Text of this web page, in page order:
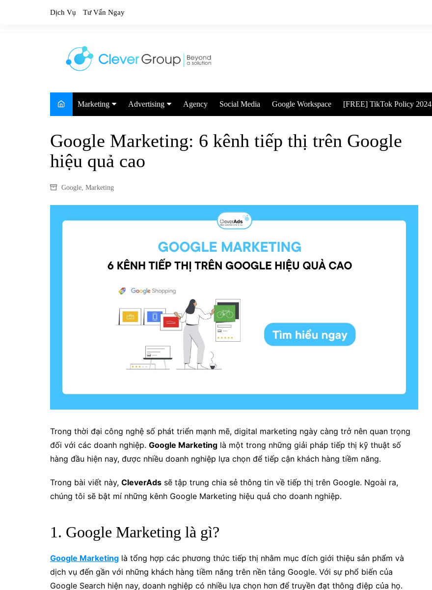
Dịch Vụ Tư Vấn Ngay
Marketing
Marketing Report
Advertising
TikTok
Agency Social Media Google Workspace [FREE] TikTok Policy 2024
Google Marketing: 6 kênh tiếp thị trên Google
hiệu quả cao
Google Marketing
Trong thời đại công nghệ số phát triển mạnh mẽ, digital marketing ngày càng trở nên quan trọng
đối với các doanh nghiệp. Google Marketing là một trong những giải pháp tiếp thị kỹ thuật số
hàng đầu hiện nay, được nhiều doanh nghiệp lựa chọn để tiếp cận khách hàng tiềm năng.
Trong bài viết này, CleverAds sẽ tập trung chia sẻ thông tin về tiếp thị trên Google. Ngoài ra,
chúng tôi sẽ bật mí những kênh Google Marketing hiệu quả cho doanh nghiệp.
1. Google Marketing là gì?
Google Marketing là tổng hợp các phương thức tiếp thị nhằm mục đích giới thiệu sản phẩm và
dịch vụ đến gần với những khách hàng tiềm năng trên nền tảng Google. Với sự phổ biến của
Google Search hiện nay, doanh nghiệp có nhiều lựa chọn hơn để truyền đạt thông điệp của họ.